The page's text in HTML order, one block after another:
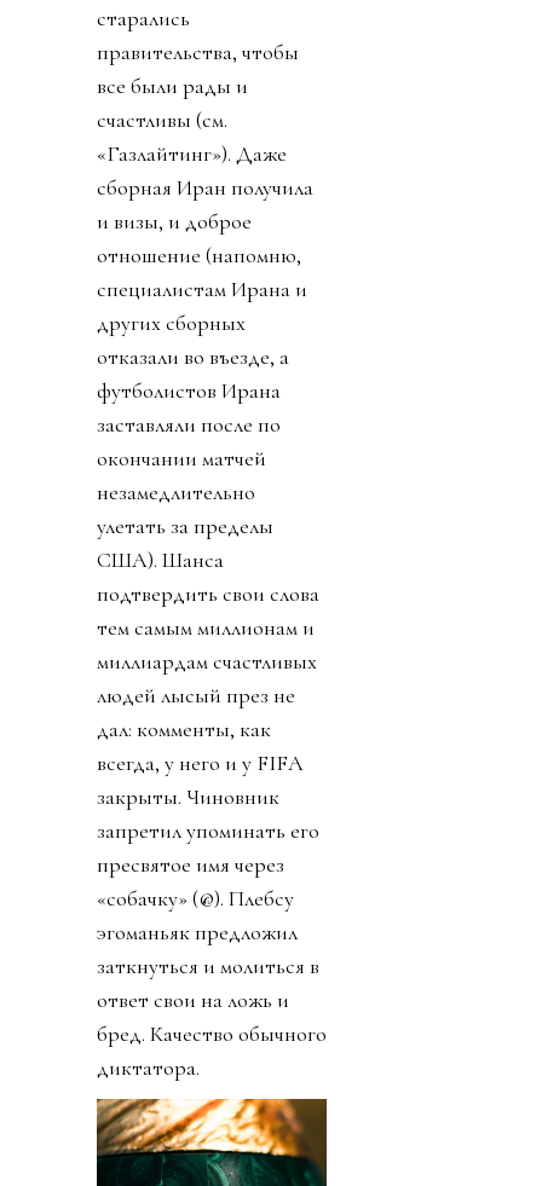
старались
правительства, чтобы
все были рады и
счастливы (см.
«Газлайтинг»). Даже
сборная Иран получила
и визы, и доброе
отношение (напомню,
специалистам Ирана и
других сборных
отказали во въезде, а
футболистов Ирана
заставляли после по
окончании матчей
незамедлительно
улетать за пределы
США). Шанса
подтвердить свои слова
тем самым миллионам и
миллиардам счастливых
людей лысый през не
дал: комменты, как
всегда, у него и у FIFA
закрыты. Чиновник
запретил упоминать его
пресвятое имя через
«собачку» (@). Плебсу
эгоманьяк предложил
заткнуться и молиться в
ответ свои на ложь и
бред. Качество обычного
диктатора.